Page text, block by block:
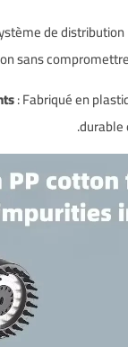
de
sans
: Fabriqué en
durable